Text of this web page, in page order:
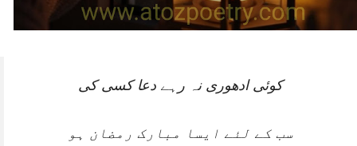
کوئی ادھوری نہ رہے دعا کسی کی
سب کے لئے ایسا مبارک رمضان ہو